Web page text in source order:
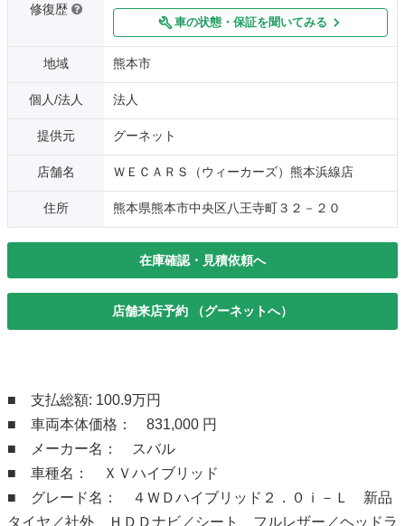
修復歴
車の状態・保証を聞いてみる
地域 熊本市
個人/法人 法人
提供元 グーネット
店舗名 ＷＥＣＡＲＳ（ウィーカーズ）熊本浜線店
住所 熊本県熊本市中央区八王寺町３２－２０
在庫確認・見積依頼へ
店舗来店予約 （グーネットへ）
■ 支払総額: 100.9万円
■ 車両本体価格： 831,000 円
■ メーカー名： スバル
■ 車種名： ＸＶハイブリッド
■ グレード名： ４ＷＤハイブリッド２．０ｉ－Ｌ 新品
タイヤ／社外 ＨＤＤナビ／シート フルレザー／ヘッドラ